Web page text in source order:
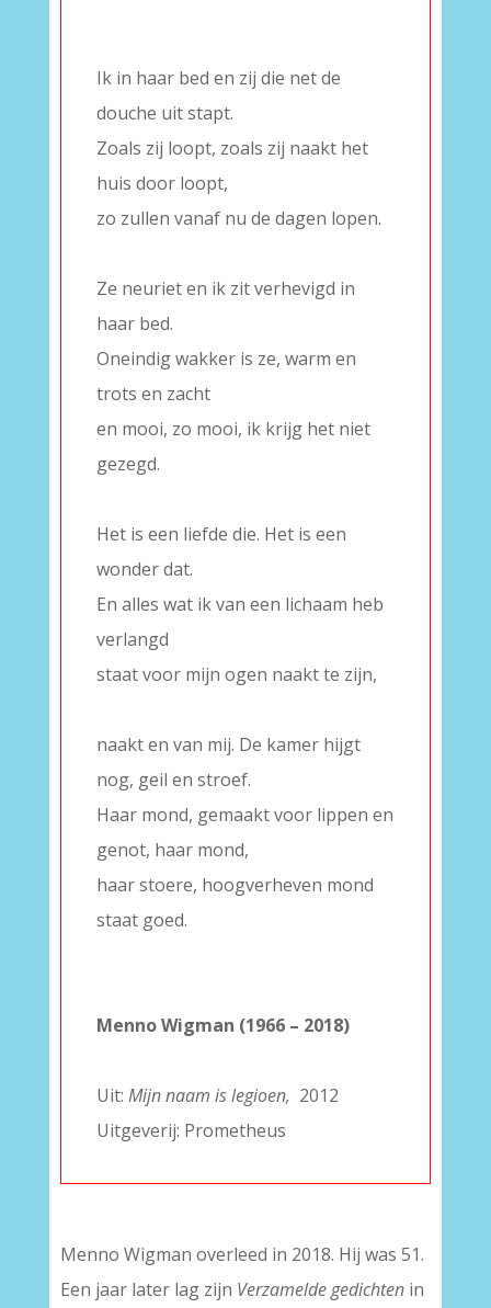
Ik in haar bed en zij die net de
douche uit stapt.
Zoals zij loopt, zoals zij naakt het
huis door loopt,
zo zullen vanaf nu de dagen lopen.
Ze neuriet en ik zit verhevigd in
haar bed.
Oneindig wakker is ze, warm en
trots en zacht
en mooi, zo mooi, ik krijg het niet
gezegd.
Het is een liefde die. Het is een
wonder dat.
En alles wat ik van een lichaam heb
verlangd
staat voor mijn ogen naakt te zijn,
naakt en van mij. De kamer hijgt
nog, geil en stroef.
Haar mond, gemaakt voor lippen en
genot, haar mond,
haar stoere, hoogverheven mond
staat goed.
Menno Wigman (1966 – 2018)
Uit: Mijn naam is legioen, 2012
Uitgeverij: Prometheus
Menno Wigman overleed in 2018. Hij was 51.
Een jaar later lag zijn Verzamelde gedichtenin